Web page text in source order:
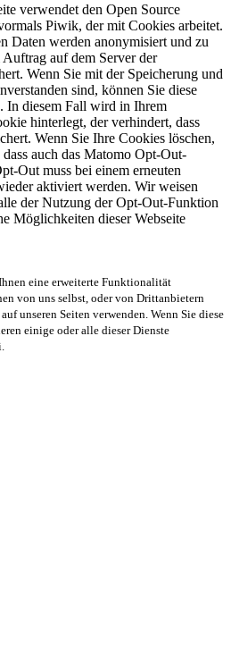
verwendet den Open Source
Piwik, der mit Cookies arbeitet.
Daten werden anonymisiert und zu
auf dem Server der
Wenn Sie mit der Speicherung und
sind, können Sie diese
In diesem Fall wird in Ihrem
hinterlegt, der verhindert, dass
Wenn Sie Ihre Cookies löschen,
auch das Matomo Opt-Out-
Out muss bei einem erneuten
aktiviert werden. Wir weisen
der Nutzung der Opt-Out-Funktion
Möglichkeiten dieser Webseite
eine erweiterte Funktionalität
von uns selbst, oder von Drittanbietern
unseren Seiten verwenden. Wenn Sie diese
einige oder alle dieser Dienste